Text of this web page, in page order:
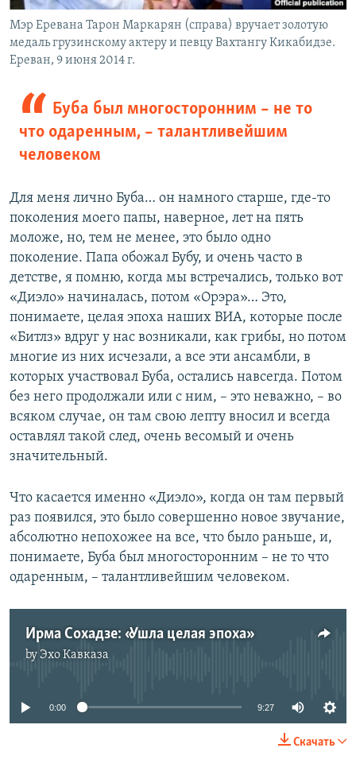
Мэр Еревана Тарон Маркарян (справа) вручает золотую
медаль грузинскому актеру и певцу Вахтангу Кикабидзе.
Ереван, 9 июня 2014 г.
Буба был многосторонним – не то
что одаренным, – талантливейшим
человеком
Для меня лично Буба… он намного старше, где-то
поколения моего папы, наверное, лет на пять
моложе, но, тем не менее, это было одно
поколение. Папа обожал Бубу, и очень часто в
детстве, я помню, когда мы встречались, только вот
«Диэло» начиналась, потом «Орэра»… Это,
понимаете, целая эпоха наших ВИА, которые после
«Битлз» вдруг у нас возникали, как грибы, но потом
многие из них исчезали, а все эти ансамбли, в
которых участвовал Буба, остались навсегда. Потом
без него продолжали или с ним, – это неважно, – во
всяком случае, он там свою лепту вносил и всегда
оставлял такой след, очень весомый и очень
значительный.
Что касается именно «Диэло», когда он там первый
раз появился, это было совершенно новое звучание,
абсолютно непохожее на все, что было раньше, и,
понимаете, Буба был многосторонним – не то что
одаренным, – талантливейшим человеком.
Ирма Сохадзе: «Ушла целая эпоха»
by Эхо Кавказа
No media source currently available
0:00 9:27
Скачать